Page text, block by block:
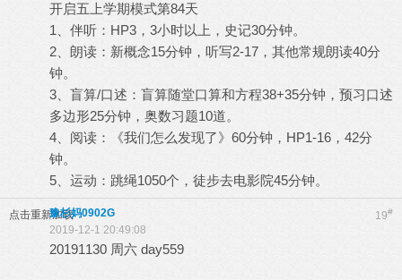
开启五上学期模式第84天
1、伴听：HP3，3小时以上，史记30分钟。
2、朗读：新概念15分钟，听写2-17，其他常规朗读40分
钟。
3、盲算/口述：盲算随堂口算和方程38+35分钟，预习口述
多边形25分钟，奥数习题10道。
4、阅读：《我们怎么发现了》60分钟，HP1-16，42分
钟。
5、运动：跳绳1050个，徒步去电影院45分钟。
点击重新加载 19#
豫杉妈0902G
2019-12-1 20:49:08
20191130 周六 day559